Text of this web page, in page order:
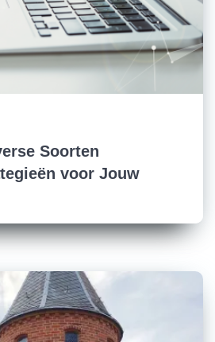
Soorten
voor Jouw